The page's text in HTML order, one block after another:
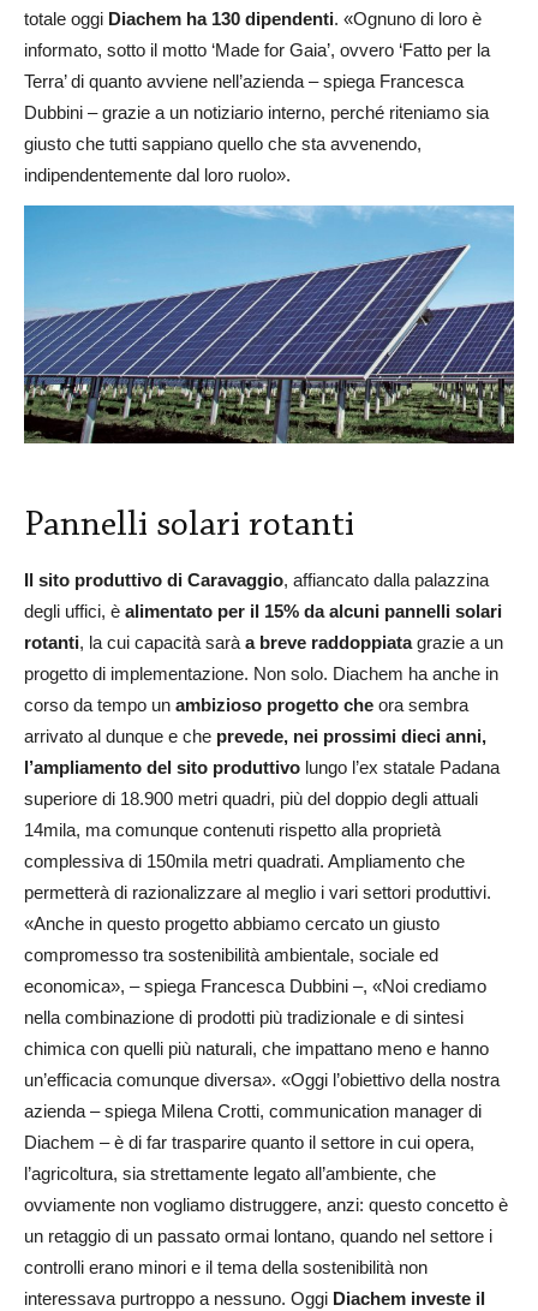
totale oggi Diachem ha 130 dipendenti. «Ognuno di loro è
informato, sotto il motto ‘Made for Gaia’, ovvero ‘Fatto per la
Terra’ di quanto avviene nell’azienda – spiega Francesca
Dubbini – grazie a un notiziario interno, perché riteniamo sia
giusto che tutti sappiano quello che sta avvenendo,
indipendentemente dal loro ruolo».
Pannelli solari rotanti
Il sito produttivo di Caravaggio, affiancato dalla palazzina
degli uffici, è alimentato per il 15% da alcuni pannelli solari
rotanti, la cui capacità sarà a breve raddoppiatagrazie a un
progetto di implementazione. Non solo. Diachem ha anche in
corso da tempo un ambizioso progetto che ora sembra
arrivato al dunque e che prevede, nei prossimi dieci anni,
l’ampliamento del sito produttivo lungo l’ex statale Padana
superiore di 18.900 metri quadri, più del doppio degli attuali
14mila, ma comunque contenuti rispetto alla proprietà
complessiva di 150mila metri quadrati. Ampliamento che
permetterà di razionalizzare al meglio i vari settori produttivi.
«Anche in questo progetto abbiamo cercato un giusto
compromesso tra sostenibilità ambientale, sociale ed
economica», – spiega Francesca Dubbini –, «Noi crediamo
nella combinazione di prodotti più tradizionale e di sintesi
chimica con quelli più naturali, che impattano meno e hanno
un’efficacia comunque diversa». «Oggi l’obiettivo della nostra
azienda – spiega Milena Crotti, communication manager di
Diachem – è di far trasparire quanto il settore in cui opera,
l’agricoltura, sia strettamente legato all’ambiente, che
ovviamente non vogliamo distruggere, anzi: questo concetto è
un retaggio di un passato ormai lontano, quando nel settore i
controlli erano minori e il tema della sostenibilità non
interessava purtroppo a nessuno. Oggi Diachem investe il